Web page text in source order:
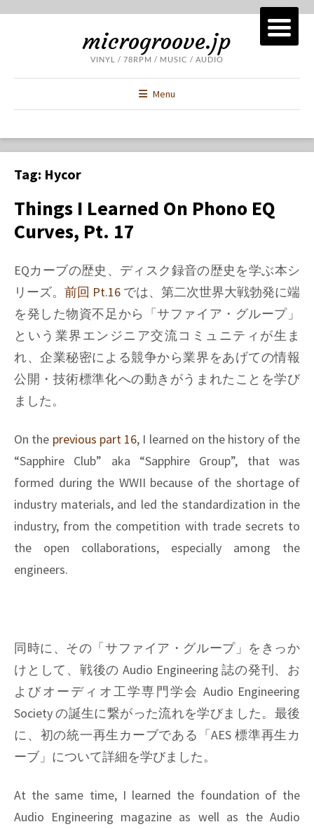
microgroove.jp
VINYL / 78RPM / MUSIC / AUDIO
Menu
Tag: Hycor
Things I Learned On Phono EQ
Curves, Pt. 17
EQカーブの歴史、ディスク録音の歴史を学ぶ本シ
リーズ。 前回 Pt.16 では、第二次世界大戦勃発に端
を発した物資不足から「サファイア・グループ」
という業界エンジニア交流コミュニティが生ま
れ、企業秘密による競争から業界をあげての情報
公開・技術標準化への動きがうまれたことを学び
ました。
On the previous part 16, I learned on the history of the
“Sapphire Club” aka “Sapphire Group”, that was
formed during the WWII because of the shortage of
industry materials, and led the standardization in the
industry, from the competition with trade secrets to
the open collaborations, especially among the
engineers.
同時に、その「サファイア・グループ」をきっか
けとして、戦後の Audio Engineering 誌の発刊、お
よびオーディオ工学専門学会 Audio Engineering
Society の誕生に繋がった流れを学びました。最後
に、初の統一再生カーブである「AES 標準再生カ
ーブ」について詳細を学びました。
At the same time, I learned the foundation of the
Audio Engineering magazine as well as the Audio